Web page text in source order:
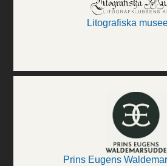
Litografiska
Prins Eugens